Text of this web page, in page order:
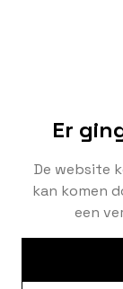
Er
De website
kan komen
een